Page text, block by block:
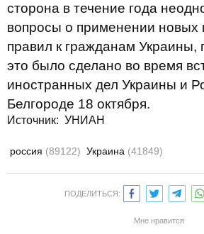
сторона в течение года
вопросы о применении новых
правил к гражданам Украины,
это было сделано во время
иностранных дел Украины и
Белгороде 18 октября.
Источник: УНИАН
россия (89122) Украина (41849)
ПОДЕЛИТЬСЯ:
Мне нравится